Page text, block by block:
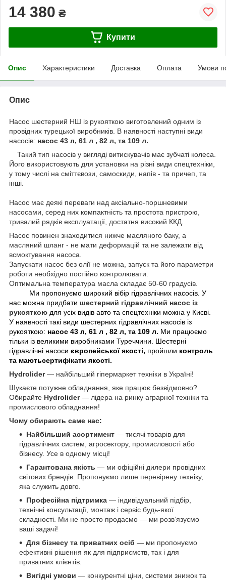
14 380 ₴
Купити
Опис Характеристики Доставка Оплата Умови
Опис
Насос шестерний НШ із рукояткою виготовлений одним із
провідних турецької виробників. В наявності наступні види
насосів: насос 43 л, 61 л , 82 л, та 109 л.
Такий тип насосів у вигляді витискувачів має зубчаті колеса.
Його використовують для установки на різні види спецтехніки,
у тому числі на сміттєвози, самоскиди, напів - та причеп, та
інші.
Насос має деякі переваги над аксіально-поршневими
насосами, серед них компактність та простота пристрою,
тривалий рядків експлуатації, достатня високий ККД.
Насос повинен знаходитися нижче масляного баку, а
масляний шланг - не мати деформацій та не залежати від
всмоктування насоса.
Запускати насос без олії не можна, запуск та його параметри
роботи необхідно постійно контролювати.
Оптимальна температура масла складає 50-60 градусів.
Ми пропонуємо широкий вібір гідравлічних насосів. У
нас можна придбати шестерний гідравлічний насос із
рукояткою для усіх видів авто та спецтехніки можна у Києві.
У наявності такі види шестерних гідравлічних насосів із
рукояткою: насос 43 л, 61 л , 82 л, та 109 л. Ми працюємо
тільки із великими виробниками Туреччини. Шестерні
гідравлічні насоси європейської якості, пройшли контроль
та маютьсертифікати якості.
Hydrolider— найбільший гіпермаркет техніки в Україні!
Шукаєте потужне обладнання, яке працює безвідмовно?
Обирайте Hydrolider— лідера на ринку аграрної техніки та
промислового обладнання!
Чому обирають саме нас:
Найбільший асортимент — тисячі товарів для
гідравлічних систем, агросектору, промисловості або
бізнесу. Усе в одному місці!
Гарантована якість — ми офіційні дилери провідних
світових брендів. Пропонуємо лише перевірену техніку,
яка служить довго.
Професійна підтримка — індивідуальний підбір,
технічні консультації, монтаж і сервіс будь-якої
складності. Ми не просто продаємо — ми розв’язуємо
ваші задачі!
Для бізнесу та приватних осіб — ми пропонуємо
ефективні рішення як для підприємств, так і для
приватних клієнтів.
Вигідні умови — конкурентні ціни, системи знижок та